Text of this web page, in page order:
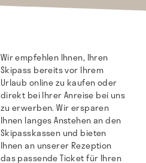
Wir empfehlen Ihnen, Ihren
Skipass bereits vor Ihrem
Urlaub online zu kaufen oder
direkt bei Ihrer Anreise bei uns
zu erwerben. Wir ersparen
Ihnen langes Anstehen an den
Skipasskassen und bieten
Ihnen an unserer Rezeption
das passende Ticket für Ihren